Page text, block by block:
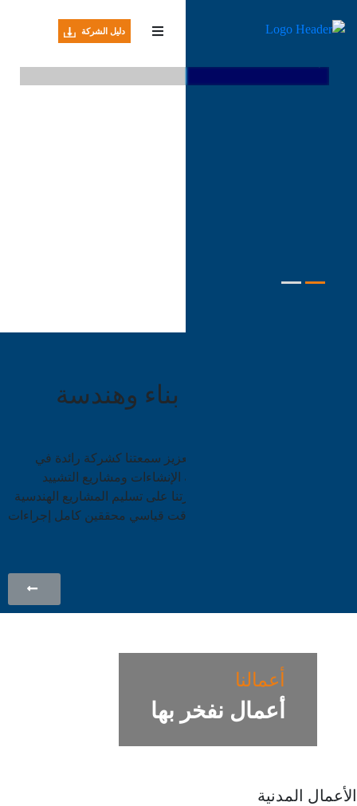
دليل الشركة
شركة عبدالسلام الحسيني وشركاه
في بناء وهندسة
ساعدت خبرتنا المتراكمة في تعزيز سمعتنا كشركة رائدة في
إدارة المقاولات العامة وهندسة الإنشاءات ومشاريع التشييد
والبناء، وساهمت في تعزيز قدرتنا على تسليم المشاريع الهندسية
كاملة من الألف إلى الياء في وقت قياسي محققين كامل إجراءات
أعمالنا
أعمال نفخر بها
الأعمال المدنیة